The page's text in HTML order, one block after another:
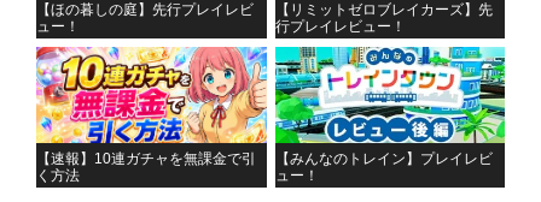
【ほの暮しの庭】先行プレイレビ
ュー！
【リミットゼロブレイカーズ】先
行プレイレビュー！
【速報】10連ガチャを無課金で引
く方法
【みんなのトレイン】プレイレビ
ュー！